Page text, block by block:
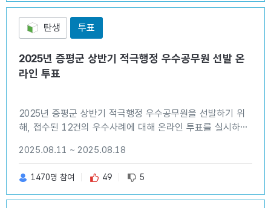
탄생 투표
2025년 증평군 상반기 적극행정 우수공무원 선발 온
라인 투표
2025년 증평군 상반기 적극행정 우수공무원을 선발하기 위
해, 접수된 12건의 우수사례에 대해 온라인 투표를 실시하니
8. 18.(월) ○ 투표방법 : 12건의 우수사례 중 1건 선택 ※
2025.08.11 ~ 2025.08.18
1470명 참여 추천 수
49 비추천 수
5